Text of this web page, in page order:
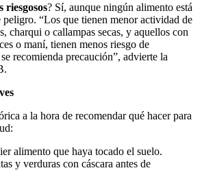
riesgosos? Sí, aunque ningún alimento está
“Los que tienen menor actividad de
charqui o callampas secas, y aquellos con
o maní, tienen menos riesgo de
recomienda precaución”, advierte la
a la hora de recomendar qué hacer para
alimento que haya tocado el suelo.
y verduras con cáscara antes de